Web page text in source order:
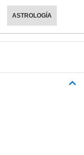
ASTROLOGÍA